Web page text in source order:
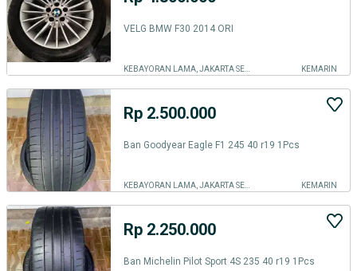
VELG BMW F30 2014 ORI
KEMARIN
Rp 2.500.000
Ban Goodyear Eagle F1 245 40 r19 1Pcs
KEMARIN
Rp 2.250.000
Ban Michelin Pilot Sport 4S 235 40 r19 1Pcs